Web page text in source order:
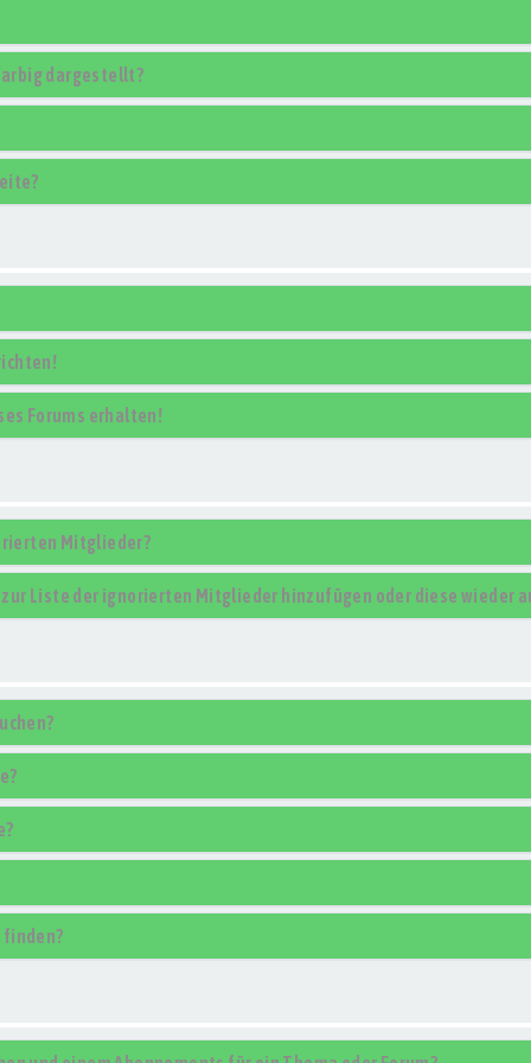
dargestellt?
Forums erhalten!
Mitglieder?
Liste der ignorierten Mitglieder hinzufügen oder diese wieder
finden?